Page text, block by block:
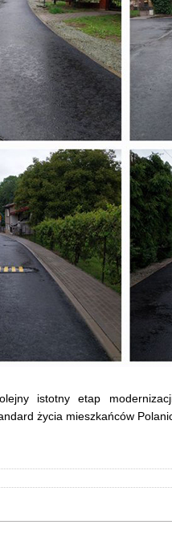
istotny etap
życia mieszkańców